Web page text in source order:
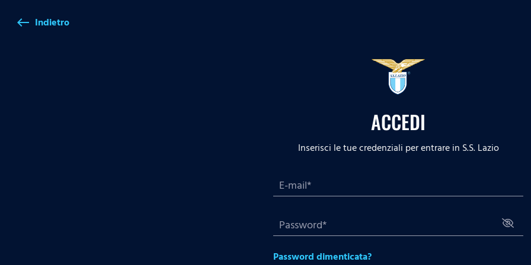
west Indietro
ACCEDI
Inserisci le tue credenziali per entrare in S.S. Lazio
Password dimenticata?